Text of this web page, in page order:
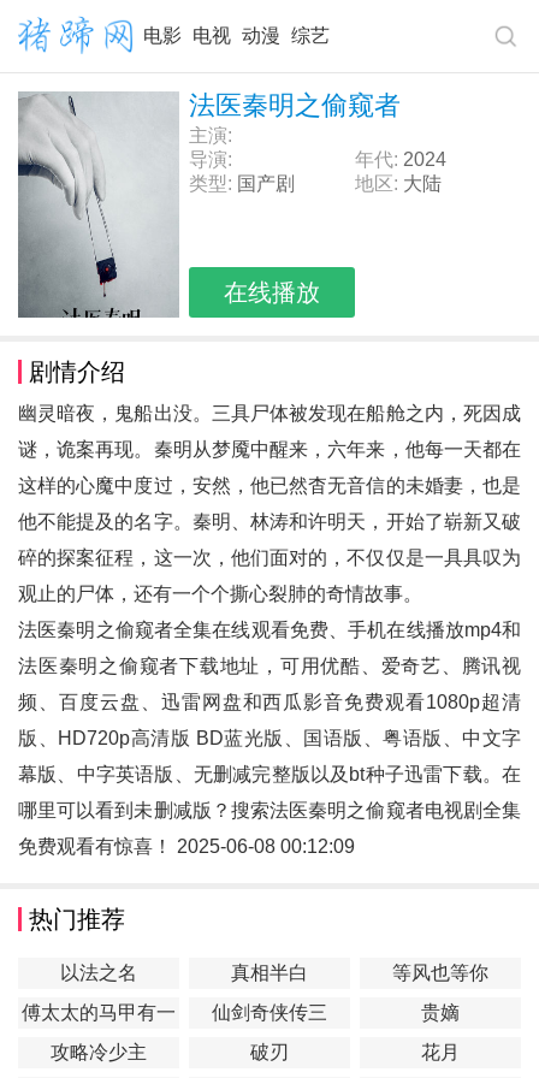
电影 电视 动漫 综艺
法医秦明之偷窥者
主演:
导演:
年代: 2024
类型: 国产剧 地区: 大陆
在线播放
剧情介绍
幽灵暗夜，鬼船出没。三具尸体被发现在船舱之内，死因成
谜，诡案再现。秦明从梦魇中醒来，六年来，他每一天都在
这样的心魔中度过，安然，他已然杳无音信的未婚妻，也是
他不能提及的名字。秦明、林涛和许明天，开始了崭新又破
碎的探案征程，这一次，他们面对的，不仅仅是一具具叹为
观止的尸体，还有一个个撕心裂肺的奇情故事。
法医秦明之偷窥者全集在线观看免费、手机在线播放mp4和
法医秦明之偷窥者下载地址，可用优酷、爱奇艺、腾讯视
频、百度云盘、迅雷网盘和西瓜影音免费观看1080p超清
版、HD720p高清版 BD蓝光版、国语版、粤语版、中文字
幕版、中字英语版、无删减完整版以及bt种子迅雷下载。在
哪里可以看到未删减版？搜索法医秦明之偷窥者电视剧全集
免费观看有惊喜！ 2025-06-08 00:12:09
热门推荐
以法之名 真相半白
等风也等你
傅太太的马甲有一
点多
仙剑奇侠传三
贵嫡
攻略冷少主
破刃 花月